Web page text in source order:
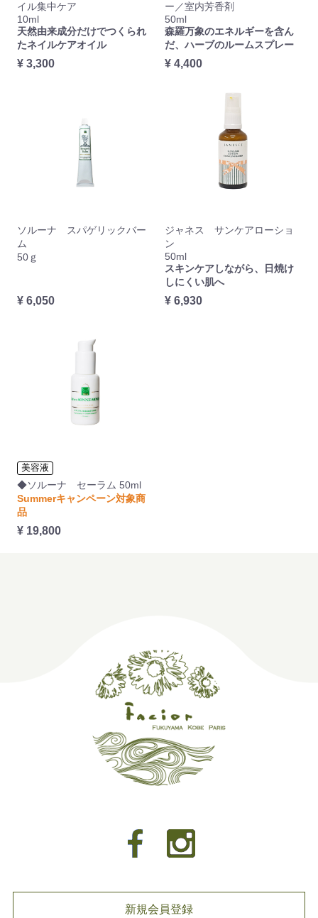
イル集中ケア
10ml
天然由来成分だけでつくられ
たネイルケアオイル
¥ 3,300
ー／室内芳香剤
50ml
森羅万象のエネルギーを含ん
だ、ハーブのルームスプレー
¥ 4,400
ソルーナ スパゲリックバー
ム
50ｇ
¥ 6,050
ジャネス サンケアローショ
ン
50ml
スキンケアしながら、日焼け
しにくい肌へ
¥ 6,930
美容液
◆ソルーナ セーラム 50ml
Summerキャンペーン対象商
品
¥ 19,800
新規会員登録